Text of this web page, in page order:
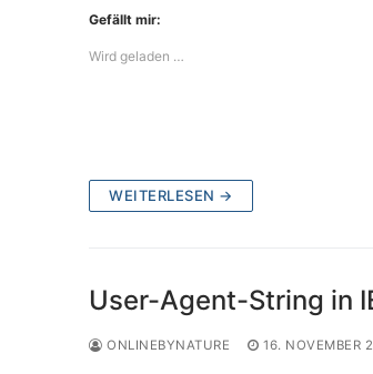
Gefällt mir:
Wird geladen …
WEITERLESEN →
User-Agent-String in
ONLINEBYNATURE 16. NOVEMBER